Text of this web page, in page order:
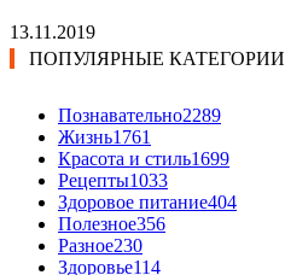
13.11.2019
ПОПУЛЯРНЫЕ КАТЕГОРИИ
Познавательно2289
Жизнь1761
Красота и стиль1699
Рецепты1033
Здоровое питание404
Полезное356
Разное230
Здоровье114